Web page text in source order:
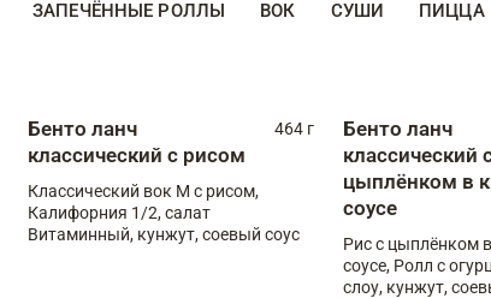
ЗАПЕЧЁННЫЕ РОЛЛЫ ВОК СУШИ ПИЦЦА
Бенто ланч
классический с рисом
464 г
Классический вок М с рисом,
Калифорния 1/2, салат
Витаминный, кунжут, соевый соус
Бенто ланч
классический
цыплёнком в
соусе
Рис с цыплёнком
соусе, Ролл с
слоу, кунжут,